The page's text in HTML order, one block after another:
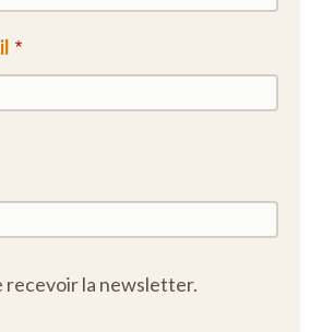
recevoir la newsletter.